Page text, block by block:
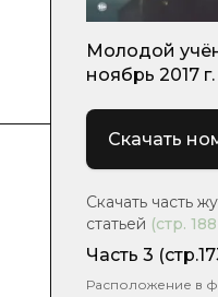
Молодой
ноябрь 2017 г.
Скачать
Скачать часть
статьей (стр.
Часть 3
Расположение в